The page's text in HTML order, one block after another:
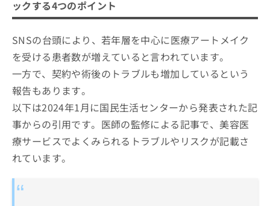
ックする4つのポイント
SNSの台頭により、若年層を中心に医療アートメイク
を受ける患者数が増えていると言われています。
一方で、契約や術後のトラブルも増加しているという
報告もあります。
以下は2024年1月に国民生活センターから発表された記
事からの引用です。医師の監修による記事で、美容医
療サービスでよくみられるトラブルやリスクが記載さ
れています。